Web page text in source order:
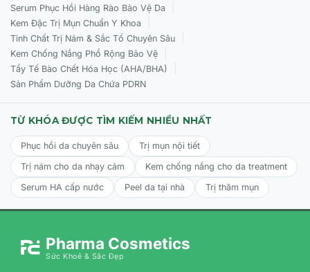
Serum Phục Hồi Hàng Rào Bảo Vệ Da
Kem Đặc Trị Mụn Chuẩn Y Khoa
Tinh Chất Trị Nám & Sắc Tố Chuyên Sâu
Kem Chống Nắng Phổ Rộng Bảo Vệ
Tẩy Tế Bào Chết Hóa Học (AHA/BHA)
Sản Phẩm Dưỡng Da Chứa PDRN
TỪ KHÓA ĐƯỢC TÌM KIẾM NHIỀU NHẤT
Phục hồi da chuyên sâu
Trị mụn nội tiết
Trị nám cho da nhạy cảm
Kem chống nắng cho da treatment
Serum HA cấp nước
Peel da tại nhà Trị thâm mụn
Pharma Cosmetics
Sức Khoẻ & Sắc Đẹp